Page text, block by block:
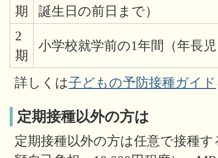
期
誕生日の前日まで）
2
期
小学校就学前の1年間（年長
詳しくは子どもの予防接種ガイド
定期接種以外の方は
定期接種以外の方は任意で接種